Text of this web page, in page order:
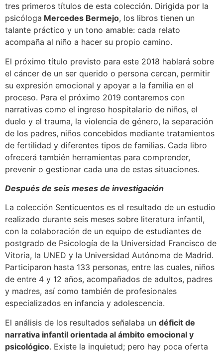
tres primeros títulos de esta colección. Dirigida por la
psicóloga Mercedes Bermejo, los libros tienen un
talante práctico y un tono amable: cada relato
acompaña al niño a hacer su propio camino.
El próximo título previsto para este 2018 hablará sobre
el cáncer de un ser querido o persona cercan, permitir
su expresión emocional y apoyar a la familia en el
proceso. Para el próximo 2019 contaremos con
narrativas como el ingreso hospitalario de niños, el
duelo y el trauma, la violencia de género, la separación
de los padres, niños concebidos mediante tratamientos
de fertilidad y diferentes tipos de familias. Cada libro
ofrecerá también herramientas para comprender,
prevenir o gestionar cada una de estas situaciones.
Después de seis meses de investigación
La colección Senticuentos es el resultado de un estudio
realizado durante seis meses sobre literatura infantil,
con la colaboración de un equipo de estudiantes de
postgrado de Psicología de la Universidad Francisco de
Vitoria, la UNED y la Universidad Autónoma de Madrid.
Participaron hasta 133 personas, entre las cuales, niños
de entre 4 y 12 años, acompañados de adultos, padres
y madres, así como también de profesionales
especializados en infancia y adolescencia.
El análisis de los resultados señalaba un déficit de
narrativa infantil orientada al ámbito emocional y
psicológico. Existe la inquietud; pero hay poca oferta